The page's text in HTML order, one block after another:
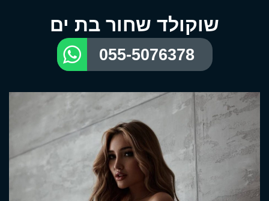
שוקולד שחור בת ים
055-5076378